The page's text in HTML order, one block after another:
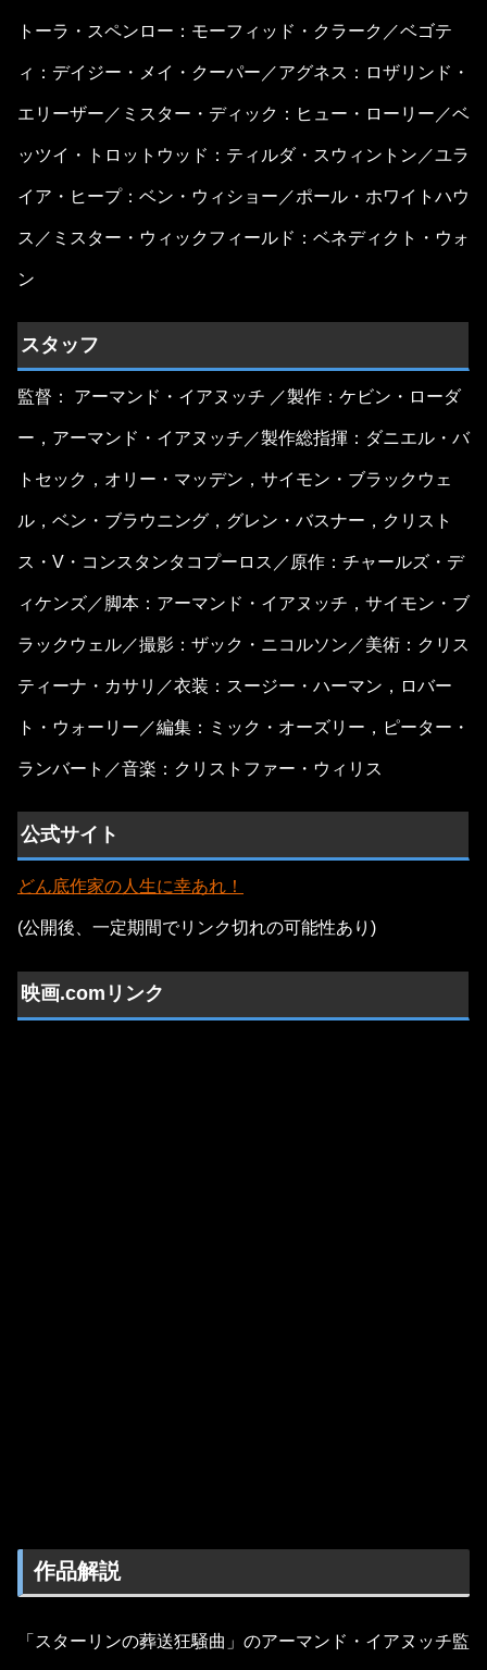
トーラ・スペンロー：モーフィッド・クラーク／ベゴテ
ィ：デイジー・メイ・クーパー／アグネス：ロザリンド・
エリーザー／ミスター・ディック：ヒュー・ローリー／ベ
ッツイ・トロットウッド：ティルダ・スウィントン／ユラ
イア・ヒープ：ベン・ウィショー／ポール・ホワイトハウ
ス／ミスター・ウィックフィールド：ベネディクト・ウォ
ン
スタッフ
監督： アーマンド・イアヌッチ ／製作：ケビン・ローダ
ー，アーマンド・イアヌッチ／製作総指揮：ダニエル・バ
トセック，オリー・マッデン，サイモン・ブラックウェ
ル，ベン・ブラウニング，グレン・バスナー，クリスト
ス・V・コンスタンタコプーロス／原作：チャールズ・デ
ィケンズ／脚本：アーマンド・イアヌッチ，サイモン・ブ
ラックウェル／撮影：ザック・ニコルソン／美術：クリス
ティーナ・カサリ／衣装：スージー・ハーマン，ロバー
ト・ウォーリー／編集：ミック・オーズリー，ピーター・
ランバート／音楽：クリストファー・ウィリス
公式サイト
どん底作家の人生に幸あれ！
(公開後、一定期間でリンク切れの可能性あり)
映画.comリンク
作品解説
「スターリンの葬送狂騒曲」のアーマンド・イアヌッチ監